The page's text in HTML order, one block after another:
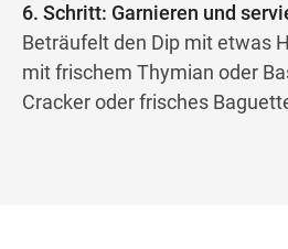
6. Schritt: Garnieren und
Beträufelt den Dip mit etwas
mit frischem Thymian oder
Cracker oder frisches